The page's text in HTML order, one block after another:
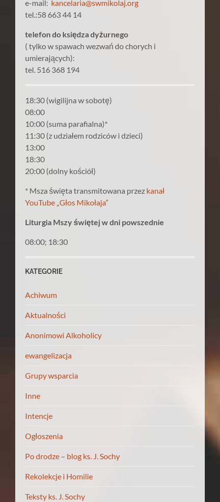
e-mail: kancelaria@swmikolaj.org
tel.:58 663 44 14
telefon do księdza dyżurnego
( tylko w spawach wezwań do chorych i
umierających):
tel. 516 368 194
18:30 (wigilijna w sobotę)
08:00
10:00 (suma parafialna)*
11:30 (z udziałem rodziców i dzieci)
13:00
18:30
20:00 (dolny kościół)
* Msza święta transmitowana przez kanał
YouTube „Głos Mikołaja”
Liturgia Mszy świętej w dni powszednie
08:00; 18:30
KATEGORIE
Achiwum
Aktualności
Anonimowi Alkoholicy
ewangelizacja
Grupy wsparcia
Inne
Intencje
Ogłoszenia
Po drodze – blog ks. J. Sochy
Rekolekcje i Homilie
Teksty ks. J. Sochy